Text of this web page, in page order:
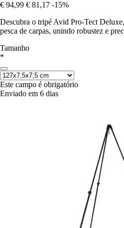
€ 94,99 € 81,17 -15%
Descubra o tripé Avid Pro-Tect
pesca de carpas, unindo robustez e
Tamanho
*
Este campo é obrigatório
Enviado em 6 dias